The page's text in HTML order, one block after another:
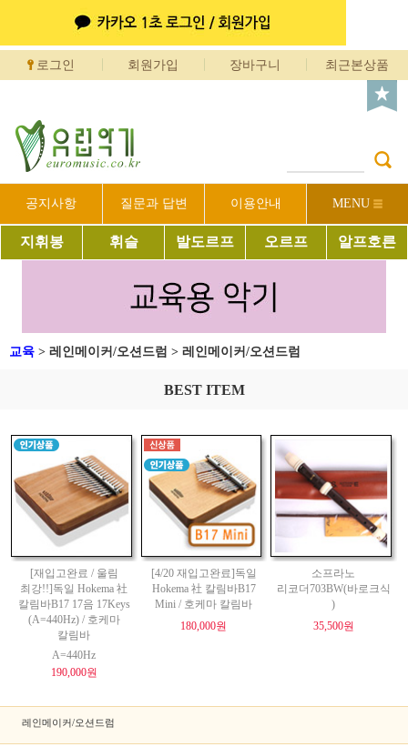
로그인 회원가입 장바구니 최근본상품
공지사항 질문과 답변 이용안내 MENU
지휘봉 휘슬 발도르프 오르프 알프호른
교육 > 레인메이커/오션드럼 > 레인메이커/오션드럼
BEST ITEM
[재입고완료 / 울림
최강!!]독일 Hokema 社
칼림바B17 17음 17Keys
(A=440Hz) / 호케마
칼림바
A=440Hz
190,000원
[4/20 재입고완료]독일
Hokema 社 칼림바B17
Mini / 호케마 칼림바
180,000원
소프라노
리코더703BW(바로크식
)
35,500원
레인메이커/오션드럼